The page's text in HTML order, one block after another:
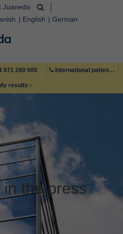
Juaneda
English German
971 280 000 International patient +34 971 222 222
My results
the press